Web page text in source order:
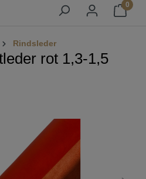
0
Rindsleder
rot 1,3-1,5